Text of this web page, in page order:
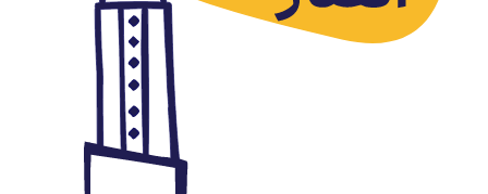
¿Por qué Tomato Cartoon?
junio 18, 2015 Autor: AlFanar